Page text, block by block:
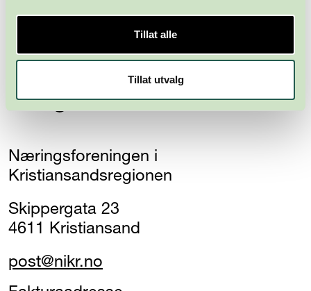
Tillat alle
Tillat utvalg
Næringsforeningen i
Kristiansandsregionen
Skippergata 23
4611 Kristiansand
post@nikr.no